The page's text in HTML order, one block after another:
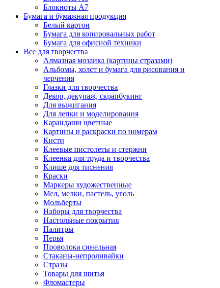
Блокноты А7
Бумага и бумажная продукция
Белый картон
Бумага для копировальных работ
Бумага для офисной техники
Все для творчества
Алмазная мозаика (картины стразами)
Альбомы, холст и бумага для рисования и
черчения
Глазки для творчества
Декор, декупаж, скрапбукинг
Для выжигания
Для лепки и моделирования
Карандаши цветные
Картины и раскраски по номерам
Кисти
Клеевые пистолеты и стержни
Клеенка для труда и творчества
Клише для тиснения
Краски
Маркеры художественные
Мел, мелки, пастель, уголь
Мольберты
Наборы для творчества
Настольные покрытия
Палитры
Перья
Проволока синельная
Стаканы-непроливайки
Стразы
Товары для шитья
Фломастеры